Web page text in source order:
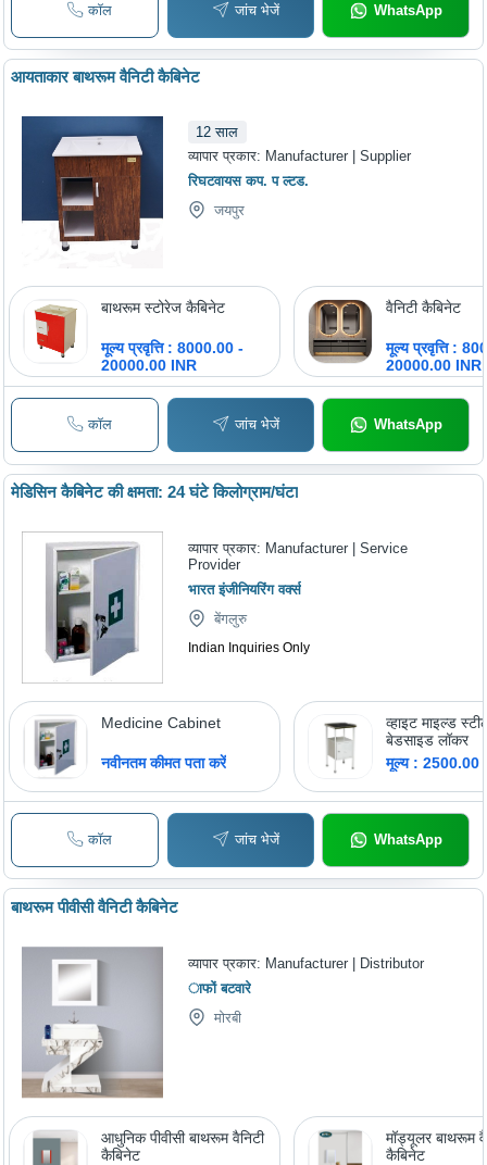
Modern
Professional
Installation, 1
कॉल जांच भेजें WhatsApp
आयताकार बाथरूम वैनिटी कैबिनेट
12 साल
व्यापार प्रकार: Manufacturer | Supplier
रिघटवायस कप. प ल्टड.
जयपुर
बाथरूम स्टोरेज कैबिनेट
मूल्य प्रवृत्ति : 8000.00 -
20000.00 INR
वैनिटी कैबिनेट
मूल्य प्रवृत्ति :
20000.00 INR
कॉल जांच भेजें WhatsApp
मेडिसिन कैबिनेट की क्षमता: 24 घंटे किलोग्राम/घंटा
व्यापार प्रकार: Manufacturer | Service
Provider
भारत इंजीनियरिंग वर्क्स
बेंगलुरु
Indian Inquiries Only
Medicine Cabinet
नवीनतम कीमत पता करें
व्हाइट माइल्ड
बेडसाइड लॉकर
मूल्य : 2500.00
कॉल जांच भेजें WhatsApp
बाथरूम पीवीसी वैनिटी कैबिनेट
व्यापार प्रकार: Manufacturer | Distributor
ाफों बटवारे
मोरबी
आधुनिक पीवीसी बाथरूम वैनिटी
कैबिनेट
मॉड्यूलर बाथरूम
कैबिनेट